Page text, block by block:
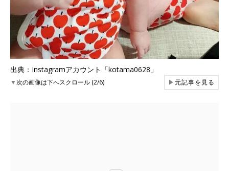
出典：Instagramアカウント「kotama0628」
▼次の画像は下へスクロール (2/6) ▶元記事を見る